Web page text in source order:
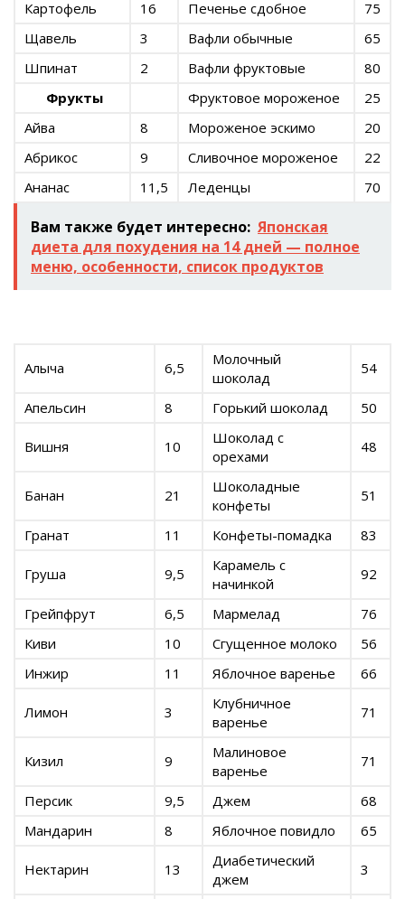
Картофель
16 Печенье сдобное
75
Щавель
3 Вафли обычные
65
Шпинат
2 Вафли фруктовые
80
Фрукты
Фруктовое мороженое
25
Айва
8 Мороженое эскимо
20
Абрикос
9 Сливочное мороженое
22
Ананас
11,5 Леденцы 70
Вам также будет интересно: Японская
диета для похудения на 14 дней — полное
меню, особенности, список продуктов
Алыча 6,5
Молочный
шоколад
54
Апельсин 8 Горький шоколад 50
Вишня 10
Шоколад с
орехами
48
Банан 21
Шоколадные
конфеты
51
Гранат 11 Конфеты-помадка 83
Груша 9,5
Карамель с
начинкой
92
Грейпфрут 6,5 Мармелад
76
Киви
10 Сгущенное молоко
56
Инжир
11 Яблочное варенье 66
Лимон 3
Клубничное
варенье
71
Кизил 9
Малиновое
варенье
71
Персик 9,5 Джем
68
Мандарин
8 Яблочное повидло 65
Нектарин 13
Диабетический
джем
3